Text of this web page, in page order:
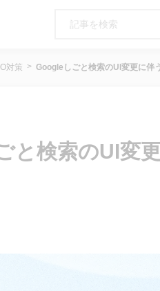
対策 Googleしごと検索のUI変更に伴
と検索のUI変